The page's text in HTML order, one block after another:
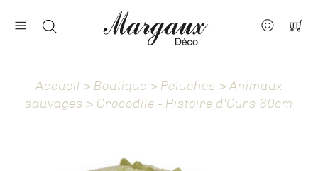
Nos marques
À propos
Accueil > Boutique > Peluches >Animaux
sauvages > Crocodile - Histoire d'Ours 60cm